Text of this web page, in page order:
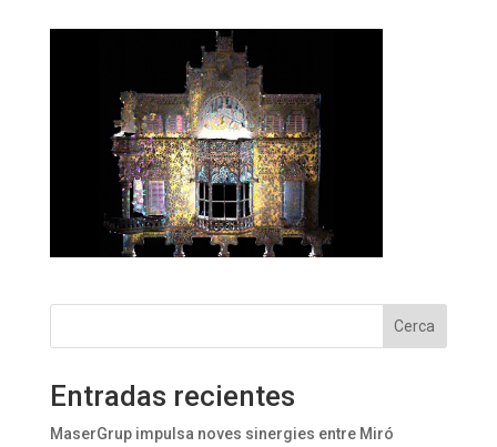
Cerca
Entradas recientes
MaserGrup impulsa noves sinergies entre Miró